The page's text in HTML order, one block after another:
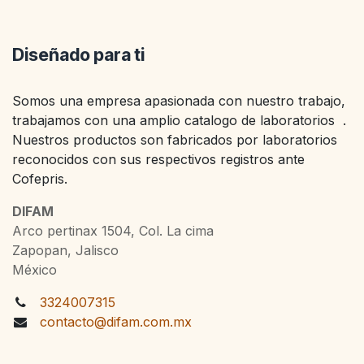
Diseñado para ti
Somos una empresa apasionada con nuestro trabajo,
trabajamos con una amplio catalogo de laboratorios .
Nuestros productos son fabricados por laboratorios
reconocidos con sus respectivos registros ante
Cofepris.
DIFAM
Arco pertinax 1504, Col. La cima
Zapopan, Jalisco
México
3324007315
contacto@difam.com.mx